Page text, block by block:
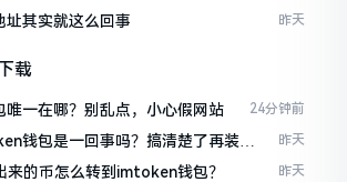
其实就这么回事 昨天
载
一在哪？别乱点，小心假网站 24分钟前
钱包是一回事吗？搞清楚了再装钱
昨天
来的币怎么转到imtoken钱包？ 昨天